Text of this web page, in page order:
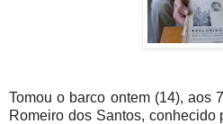
Tomou o barco ontem (14), aos
Romeiro dos Santos, conhecido